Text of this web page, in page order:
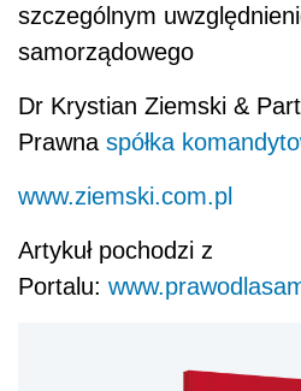
szczególnym
samorządowego
Dr Krystian Ziemski &
Prawna spółka
www.ziemski.com.pl
Artykuł pochodzi z
Portalu: